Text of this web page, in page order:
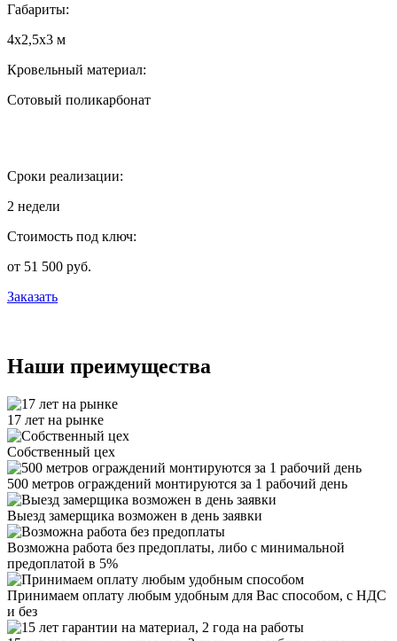
Габариты:
4х2,5х3 м
Кровельный материал:
Сотовый поликарбонат
Сроки реализации:
2 недели
Стоимость под ключ:
от 51 500 руб.
Заказать
Наши преимущества
17 лет на рынке
Собственный цех
500 метров ограждений монтируются за 1 рабочий день
Выезд замерщика возможен в день заявки
Возможна работа без предоплаты, либо с минимальной
предоплатой в 5%
Принимаем оплату любым удобным для Вас способом, с НДС
и без